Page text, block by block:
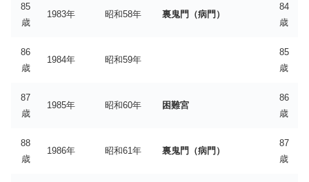
85
歳
1983年 昭和58年 裏鬼門（病門）
84
歳
86
歳
1984年 昭和59年
85
歳
87
歳
1985年 昭和60年 困難宮
86
歳
88
歳
1986年 昭和61年 裏鬼門（病門）
87
歳